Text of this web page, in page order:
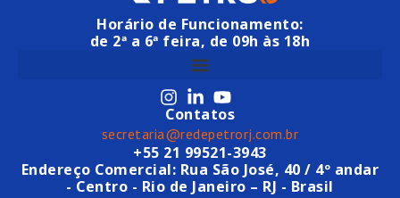
Horário de Funcionamento:
de 2ª a 6ª feira, de 09h às 18h
Contatos
secretaria@redepetrorj.com.br
+55 21 99521-3943
Endereço Comercial: Rua São José, 40 / 4º andar
- Centro - Rio de Janeiro – RJ - Brasil